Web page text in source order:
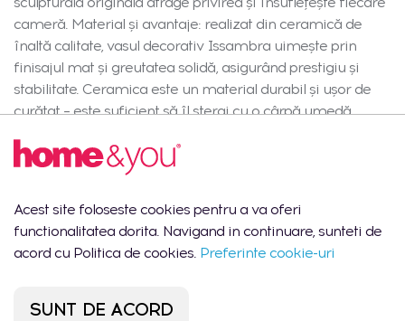
cameră. Material și avantaje: realizat din ceramică de
înaltă calitate, vasul decorativ Issambra uimește prin
finisajul mat și greutatea solidă, asigurând prestigiu și
stabilitate. Ceramica este un material durabil și ușor de
curățat – este suficient să îl ștergi cu o cârpă umedă
cm și capacitatea de 300 ml permit crearea de
aranjamente eficiente din potpuri sau flori uscate,
baie. Design și stil: vasul decorativ Issambra într-o nuanță
albă mată se încadrează perfect în ultimele tendințe: stil
maritim, natural și modern. Forma unduită și textura
atmosferă de relaxare de vară pe parcursul întregului an.
Acest site foloseste cookies pentru a va oferi
functionalitatea dorita. Navigand in continuare, sunteti de
acord cu Politica de cookies. Preferinte cookie-uri
SUNT DE ACORD